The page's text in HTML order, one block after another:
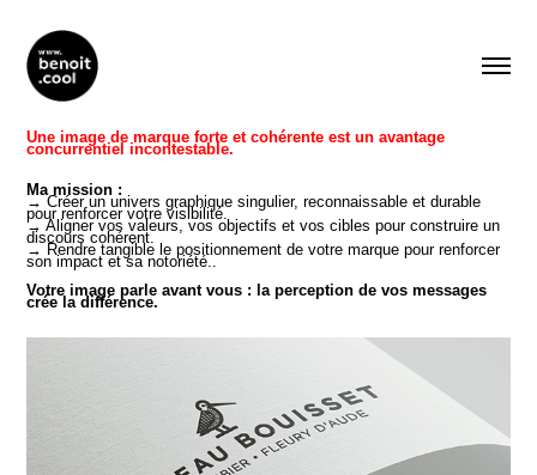
Une image de marque forte et cohérente est un avantage
concurrentiel incontestable.
Ma mission :
→ Créer un univers graphique singulier, reconnaissable et durable
pour renforcer votre visibilité.
→ Aligner vos valeurs, vos objectifs et vos cibles pour construire un
discours cohérent.
→ Rendre tangible le positionnement de votre marque pour renforcer
son impact et sa notoriété..
Votre image parle avant vous : la perception de vos messages
crée la différence.